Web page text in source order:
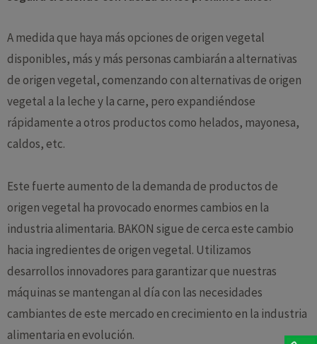
A medida que haya más opciones de origen vegetal
disponibles, más y más personas cambiarán a alternativas
de origen vegetal, comenzando con alternativas de origen
vegetal a la leche y la carne, pero expandiéndose
rápidamente a otros productos como helados, mayonesa,
caldos, etc.
Este fuerte aumento de la demanda de productos de
origen vegetal ha provocado enormes cambios en la
industria alimentaria. BAKON sigue de cerca este cambio
hacia ingredientes de origen vegetal. Utilizamos
desarrollos innovadores para garantizar que nuestras
máquinas se mantengan al día con las necesidades
cambiantes de este mercado en crecimiento en la industria
alimentaria en evolución.